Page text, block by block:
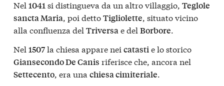
Nel 1041si distingueva da un altro villaggio, Teglole
sancta Maria, poi dettoTigliolette, situato vicino
alla confluenza del Triversae del Borbore.
Nel 1507la chiesa appare nei catasti e lo storico
Giansecondo De Canis riferisce che, ancora nel
Settecento , era una chiesa cimiteriale